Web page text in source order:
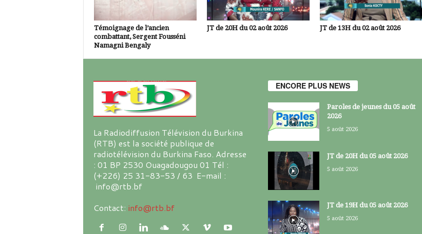
Témoignage de l’ancien
combattant, Sergent Fousséni
Namagni Bengaly
JT de 20H du 02 août 2026 JT de 13H du 02 août 2026
La Radiodiffusion Télévision du Burkina
(RTB) est la société publique de
radiotélévision du Burkina Faso. Adresse
: 01 BP 2530 Ouagadougou 01 Tél :
(+226) 25 31-83-53 / 63 E-mail :
info@rtb.bf
Contact: info@rtb.bf
ENCORE PLUS NEWS
Paroles de jeunes du 05 août
2026
5 août 2026
JT de 20H du 05 août 2026
5 août 2026
JT de 19H du 05 août 2026
5 août 2026